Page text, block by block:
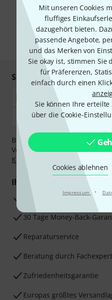
Mit unseren Cookies
fluffiges
dazugehört bieten.
passende Angebote,
und das Merken von
Sie okay ist, stimmen Sie
für Präferenzen,
einfach durch einen
Sie können Ihre
über die Cookie-
Cookies ablehnen
Impressum ·
Mit Klick auf „Jetzt anmelden“
Werbung und einer Messung des
Abmeldung ist jederzeit möglich.
unseren
*
Sicher einkaufen &
Bezahlen Sie vertraulich und
Vorkasse, PayPal, Amazon Pay,
Klarna Ratenzahlungoder
Ihre Vorteile
3 Jahre Thomann Garantie
30 Tage Money-Back-
Reparaturservice
Beratung durch
Zufriedenheitsgarantie
Europas größtes